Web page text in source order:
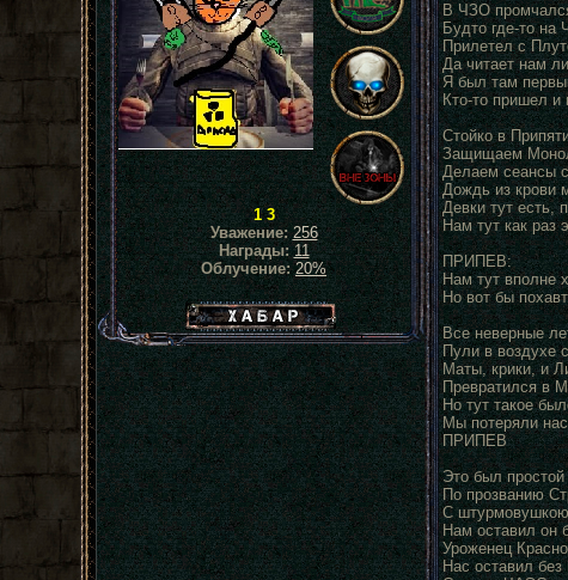
В ЧЗО
Будто где-то на
Прилетел с
Да читает нам
Я был там
Кто-то пришел и
Стойко в
Защищаем
Делаем сеансы
Дождь из крови
Девки тут есть,
Нам тут как раз
ПРИПЕВ:
Нам тут вполне
Но вот бы
Все неверные
Пули в воздухе
Маты, крики, и
Превратился в
Но тут такое
Мы потеряли
ПРИПЕВ
Это был простой
По прозванию
С
Нам оставил он
Уроженец
Нас оставил без
1 3
Уважение:256
Награды:11
Облучение:20%
Хабар сталкера